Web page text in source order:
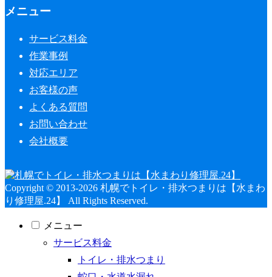
メニュー
サービス料金
作業事例
対応エリア
お客様の声
よくある質問
お問い合わせ
会社概要
Copyright © 2013-2026 札幌でトイレ・排水つまりは【水まわ
り修理屋.24】 All Rights Reserved.
メニュー
サービス料金
トイレ・排水つまり